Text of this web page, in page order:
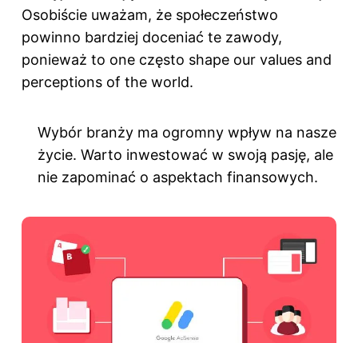
Osobiście uważam, że społeczeństwo
powinno bardziej doceniać te zawody,
ponieważ to one często shape our values and
perceptions of the world.
Wybór branży ma ogromny wpływ na nasze
życie. Warto inwestować w swoją pasję, ale
nie zapominać o aspektach finansowych.